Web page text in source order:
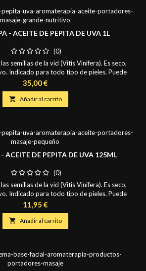
- ACEITE DE PEPITA DE UVA 1L
(0)
semillas de la vid (Vitis Vinifera). Es seco,
Indicado para todo tipo de pieles. Puede
corporal para después de la ducha y como
añadir diferentes aceites esenciales.
destacadas de este aceite: - Gran
Vitamina E - Rápida...
Precio
35,00 €
 Añadir al carrito
ACEITE DE PEPITA DE UVA 125ML
(0)
semillas de la vid (Vitis Vinifera). Es seco,
Indicado para todo tipo de pieles. Puede
corporal para después de la ducha y como
añadir diferentes aceites esenciales.
destacadas de este aceite: - Gran
Vitamina E - Rápida...
Precio
11,95 €
 Añadir al carrito